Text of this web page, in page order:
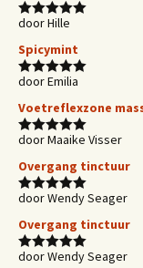
Waardering
door Hille
Spicymint
Waardering
door Emilia
Voetreflexzone
Waardering
door Maaike Visser
Overgang tinctuur
Waardering
door Wendy Seager
Overgang tinctuur
Waardering
door Wendy Seager